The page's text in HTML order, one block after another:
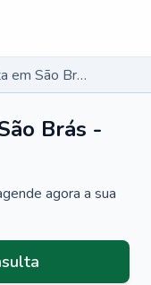
Pneumologista em São Brás - AL
Brás -
agora a sua